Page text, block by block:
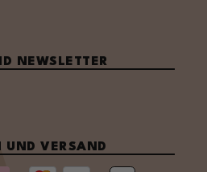
NEWSLETTER
UND VERSAND